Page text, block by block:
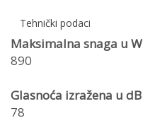
Tehnički podaci
Maksimalna snaga u W
890
Glasnoća izražena u dB
78